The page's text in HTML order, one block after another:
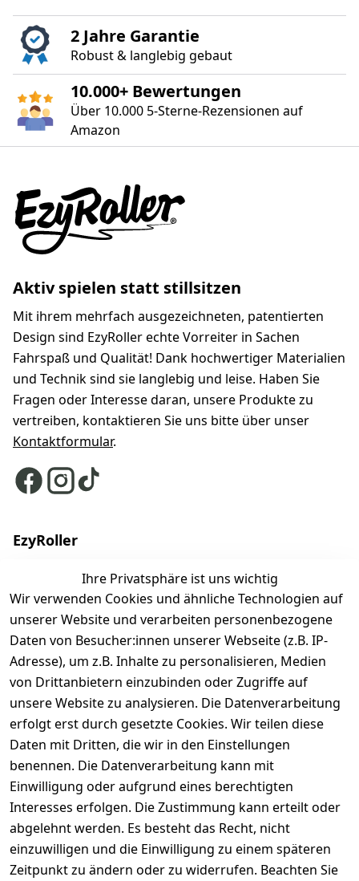
2 Jahre Garantie
Robust & langlebig gebaut
10.000+ Bewertungen
Über 10.000 5‑Sterne‑Rezensionen auf
Amazon
Aktiv spielen statt stillsitzen
Mit ihrem mehrfach ausgezeichneten, patentierten
Design sind EzyRoller echte Vorreiter in Sachen
Fahrspaß und Qualität! Dank hochwertiger Materialien
und Technik sind sie langlebig und leise. Haben Sie
Fragen oder Interesse daran, unsere Produkte zu
vertreiben, kontaktieren Sie uns bitte über unser
Kontaktformular.
EzyRoller
Finde deinen Ezyroller
Modelle
EzyRoller Originals
EzyRoller X-Series
Zubehör
Ersatzteile
Sale & Bundle-Angebote
Händler werden
Über uns
Shop & Kontakt
EzyRoller Pflege & Garantie
Ihre Privatsphäre ist uns wichtig
Wir verwenden Cookies und ähnliche Technologien auf
unserer Website und verarbeiten personenbezogene
Daten von Besucher:innen unserer Webseite (z.B. IP-
Adresse), um z.B. Inhalte zu personalisieren, Medien
von Drittanbietern einzubinden oder Zugriffe auf
unsere Website zu analysieren. Die Datenverarbeitung
erfolgt erst durch gesetzte Cookies. Wir teilen diese
Daten mit Dritten, die wir in den Einstellungen
benennen. Die Datenverarbeitung kann mit
Einwilligung oder aufgrund eines berechtigten
Interesses erfolgen. Die Zustimmung kann erteilt oder
abgelehnt werden. Es besteht das Recht, nicht
einzuwilligen und die Einwilligung zu einem späteren
Zeitpunkt zu ändern oder zu widerrufen. Beachten Sie